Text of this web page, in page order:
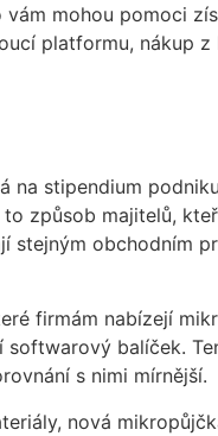
mohou pomoci
platformu, nákup
na stipendium
způsob majitelů,
obchodním
firmám nabízejí
balíček.
s nimi mírnější.
nová